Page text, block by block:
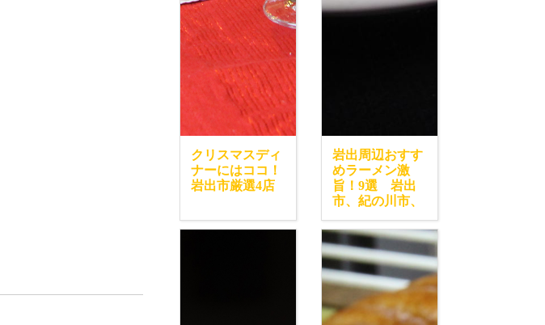
クリスマスディ
ナーにはココ！
岩出市厳選4店
岩出周辺おすす
めラーメン激
旨！9選 岩出
市、紀の川市、